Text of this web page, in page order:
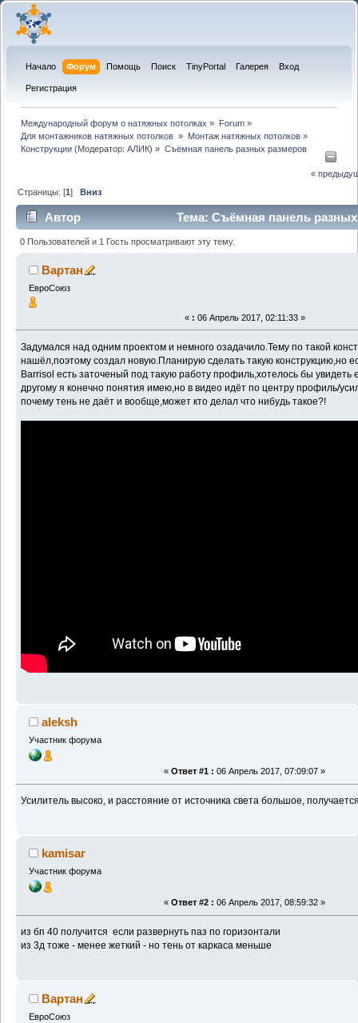
Начало Форум Помощь Поиск TinyPortal Галерея Вход
Регистрация
Международный форум о натяжных потолках » Forum»
Для монтажников натяжных потолков » Монтаж натяжных потолков»
Конструкции (Модератор:АЛИК) » Съёмная панель разных размеров
«
Страницы: [1]Вниз
Автор
Тема: Съёмная панель
(Прочитано 11937 раз)
0 Пользователей и 1 Гость просматривают эту тему.
Вартан
ЕвроСоюз
« : 06 Апрель 2017, 02:11:33 »
Задумался над одним проектом и немного озадачило.Тему по такой
нашёл,поэтому создал новую.Планирую сделать такую конструкцию,но
Barrisol есть заточеный под такую работу профиль,хотелось бы увидеть
другому я конечно понятия имею,но в видео идёт по центру профиль/
почему тень не даёт и вообще,может кто делал что нибудь такое?!
aleksh
Участник форума
« Ответ #1 : 06 Апрель 2017, 07:09:07 »
Усилитель высоко, и расстояние от источника света большое,
kamisar
Участник форума
« Ответ #2 : 06 Апрель 2017, 08:59:32 »
из бп 40 получится если развернуть паз по горизонтали
из 3д тоже - менее жеткий - но тень от каркаса меньше
Вартан
ЕвроСоюз